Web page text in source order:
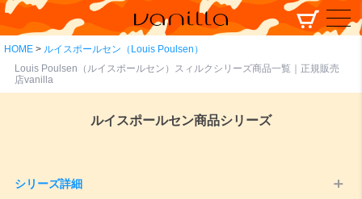
HOME
ルイスポールセン（Louis Poulsen）
Louis Poulsen（ルイスポールセン）スィルクシリーズ商品一覧｜正規販売
店vanilla
ルイスポールセン商品シリーズ
シリーズ詳細